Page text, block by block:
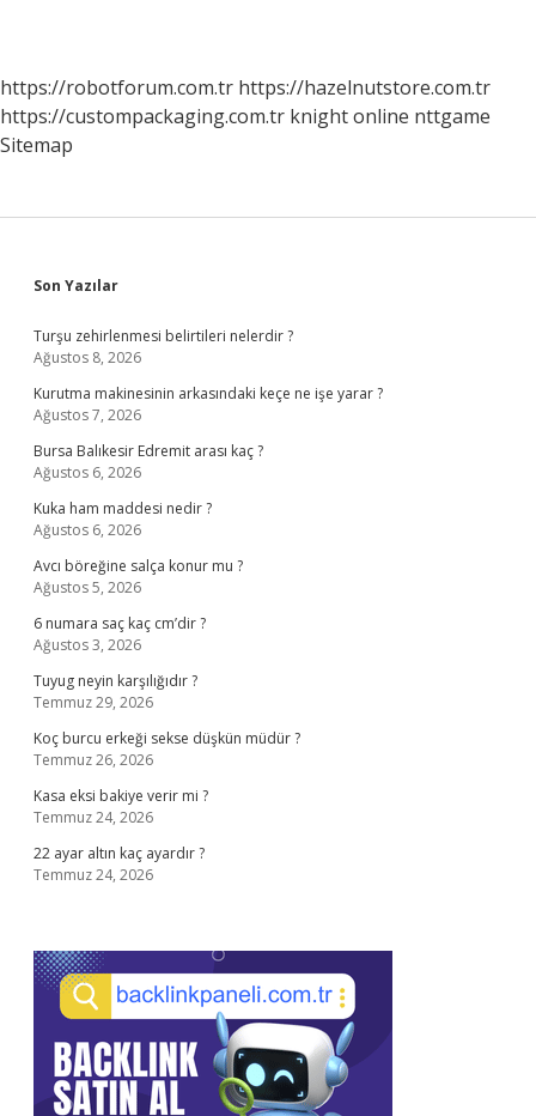
https://robotforum.com.tr https://hazelnutstore.com.tr
https://custompackaging.com.tr knight online nttgame
Sitemap
Sidebar
Son Yazılar
Turşu zehirlenmesi belirtileri nelerdir ?
Ağustos 8, 2026
Kurutma makinesinin arkasındaki keçe ne işe yarar ?
Ağustos 7, 2026
Bursa Balıkesir Edremit arası kaç ?
Ağustos 6, 2026
Kuka ham maddesi nedir ?
Ağustos 6, 2026
Avcı böreğine salça konur mu ?
Ağustos 5, 2026
6 numara saç kaç cm’dir ?
Ağustos 3, 2026
Tuyug neyin karşılığıdır ?
Temmuz 29, 2026
Koç burcu erkeği sekse düşkün müdür ?
Temmuz 26, 2026
Kasa eksi bakiye verir mi ?
Temmuz 24, 2026
22 ayar altın kaç ayardır ?
Temmuz 24, 2026